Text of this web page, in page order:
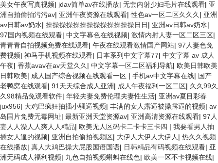
美女午夜写真视频| jdav简单av在线播放| 无套内射少妇毛片在线观看| 亚
洲自拍偷拍污污av| 亚洲午夜资源在线观看|性色av一区二区久久久 | 亚洲
av日韩av奶水| 操操操操操操操操操操操操操日日| 亚洲av日韩av奶水|
97国内视频在线观看| 中文字幕色在线视频| 激情内射人妻一区二区三区|
青青青自拍视频免费在线观看| 午夜在线观看激情国产网站| 97人妻色免
费视频| 神马手机视频在线观看| 日本系列中文字幕77| 中文字幕 av 成人
午夜| 香蕉avav在av天堂久久 | 中文字幕一区二区福利导航| 欧美日韩欧美
日韩欧美| 成人国产综合视频在线观看一区 | 手机av中文字幕在线| 国产
老鸭窝在线观看| 91天天综合成人亚洲| 成人午夜福利一区二区| 久久99久
久98精品免观看软件| 年轻夫妻免费伦理夫妻性生活| 亚洲av夏目彩春
jux956| 大鸡巴疯狂抽插小骚逼视频| 丰满的女人露逼被操露逼的视频| av
岛国片免费无毒网址| 最新亚洲天堂资源av| 亚洲高清资源在线观看| 97人
妻人人澡人人爽人人精品| 欧美无人区码卡二卡卡三卡四 | 我要看男人抽
插女人逼的视频| 亚洲自拍偷拍视频区| 大伊人大伊人大伊人 | 热久久视频
在线播放| 真人大鸡巴操大屁股国语国语| 日韩精品有码视频在线观看| 亚
洲无码成人福利视频| 九色自拍视频蝌蚪在线色| 欧美一区不卡视频在线|